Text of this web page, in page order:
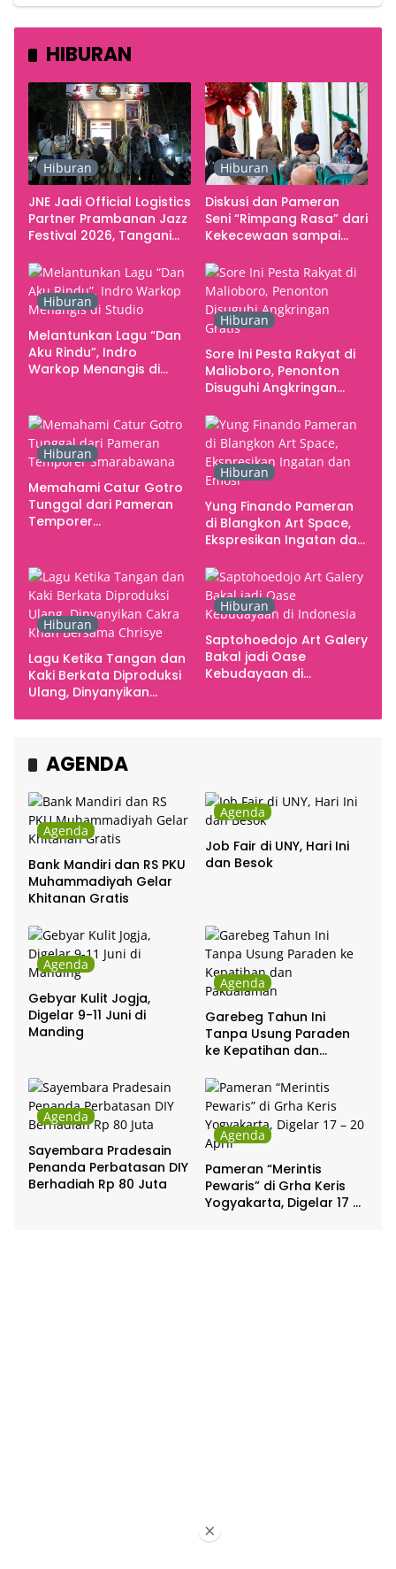
HIBURAN
Hiburan
JNE Jadi Official Logistics
Partner Prambanan Jazz
Festival 2026, Tangani
Kebutuhan Konser
Hiburan
Diskusi dan Pameran
Seni “Rimpang Rasa” dari
Kekecewaan sampai
Yogyakarta sebagai
Pusat Pergerakan Seni
Rupa Indonesia
Hiburan
Melantunkan Lagu “Dan
Aku Rindu”, Indro
Warkop Menangis di
Hiburan
Sore Ini Pesta Rakyat di
Malioboro, Penonton
Disuguhi Angkringan
Hiburan
Memahami Catur Gotro
Tunggal dari Pameran
Temporer
Hiburan
Yung Finando Pameran
di Blangkon Art Space,
Ekspresikan Ingatan dan
Hiburan
Lagu Ketika Tangan dan
Kaki Berkata Diproduksi
Ulang, Dinyanyikan
Hiburan
Saptohoedojo Art Galery
Bakal jadi Oase
Kebudayaan di
AGENDA
Agenda
Bank Mandiri dan RS PKU
Muhammadiyah Gelar
Khitanan Gratis
Agenda
Job Fair di UNY, Hari Ini
dan Besok
Agenda
Gebyar Kulit Jogja,
Digelar 9-11 Juni di
Manding
Agenda
Garebeg Tahun Ini
Tanpa Usung Paraden
ke Kepatihan dan
Agenda
Sayembara Pradesain
Penanda Perbatasan DIY
Berhadiah Rp 80 Juta
Agenda
Pameran “Merintis
Pewaris” di Grha Keris
Yogyakarta, Digelar 17 –
×